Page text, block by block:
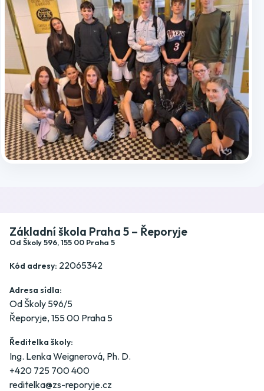
Základní škola Praha 5 – Řeporyje
Od Školy 596, 155 00 Praha 5
Kód adresy: 22065342
Adresa sídla:
Od Školy 596/5
Řeporyje, 155 00 Praha 5
Ředitelka školy:
Ing. Lenka Weignerová, Ph. D.
+420 725 700 400
reditelka@zs-reporyje.cz